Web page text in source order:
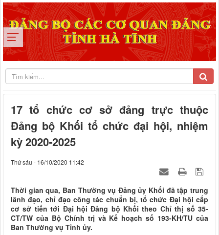
17 tổ chức cơ sở đảng trực thuộc
Đảng bộ Khối tổ chức đại hội, nhiệm
kỳ 2020-2025
Thứ sáu - 16/10/2020 11:42
Thời gian qua, Ban Thường vụ Đảng ủy Khối đã tập trung
lãnh đạo, chỉ đạo công tác chuẩn bị, tổ chức Đại hội cấp
cơ sở tiến tới Đại hội Đảng bộ Khối theo Chỉ thị số 35-
CT/TW của Bộ Chính trị và Kế hoạch số 193-KH/TU của
Ban Thường vụ Tỉnh ủy.